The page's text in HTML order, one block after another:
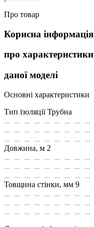
Про товар
Корисна інформація
про характеристики
даної моделі
Основні характеристики
Тип ізоляції Трубна
Довжина, м 2
Товщина стінки, мм 9